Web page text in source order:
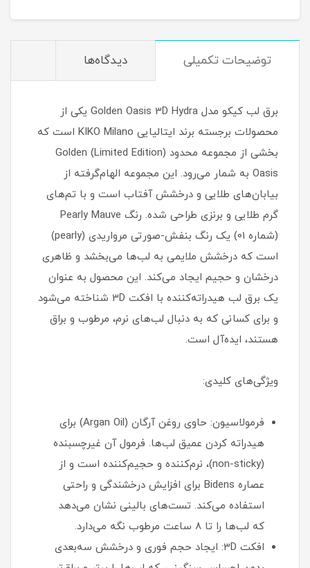
توضیحات تکمیلی دیدگاه‌ها
برق لب کیکو مدل Golden Oasis 3D Hydra یکی از
محصولات برجسته برند ایتالیایی KIKO Milano است که
بخشی از مجموعه محدود (Limited Edition) Golden
Oasis به شمار می‌رود. این مجموعه الهام‌گرفته از
بیابان‌های طلایی و درخشش آفتاب است و با تم‌های
گرم طلایی و برنزی طراحی شده. رنگ Pearly Mauve
(شماره 01) یک رنگ بنفش-صورتی مرواریدی (pearly)
است که درخشش ملایمی به لب‌ها می‌بخشد و ظاهری
درخشان و حجیم ایجاد می‌کند. این محصول به عنوان
یک برق لب هیدراته‌کننده با افکت 3D شناخته می‌شود
و برای کسانی که به دنبال لب‌های نرم، مرطوب و براق
هستند، ایده‌آل است.
ویژگی‌های کلیدی:
فرمولاسیون: حاوی روغن آرگان (Argan Oil) برای
هیدراته کردن عمیق لب‌ها. فرمول آن غیرچسبنده
(non-sticky)، نرم‌کننده و حجیم‌کننده است و از
عصاره Bidens برای افزایش درخشندگی و راحتی
استفاده می‌کند. تست‌های بالینی نشان می‌دهد
که لب‌ها را تا 8 ساعت مرطوب نگه می‌دارد.
افکت 3D: ایجاد حجم فوری و درخشش سه‌بعدی